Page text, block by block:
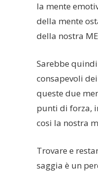
la mente
della mente
della nostra
Sarebbe
consapevoli
queste due
punti di forza,
cosi la nostra
Trovare e
saggia è un